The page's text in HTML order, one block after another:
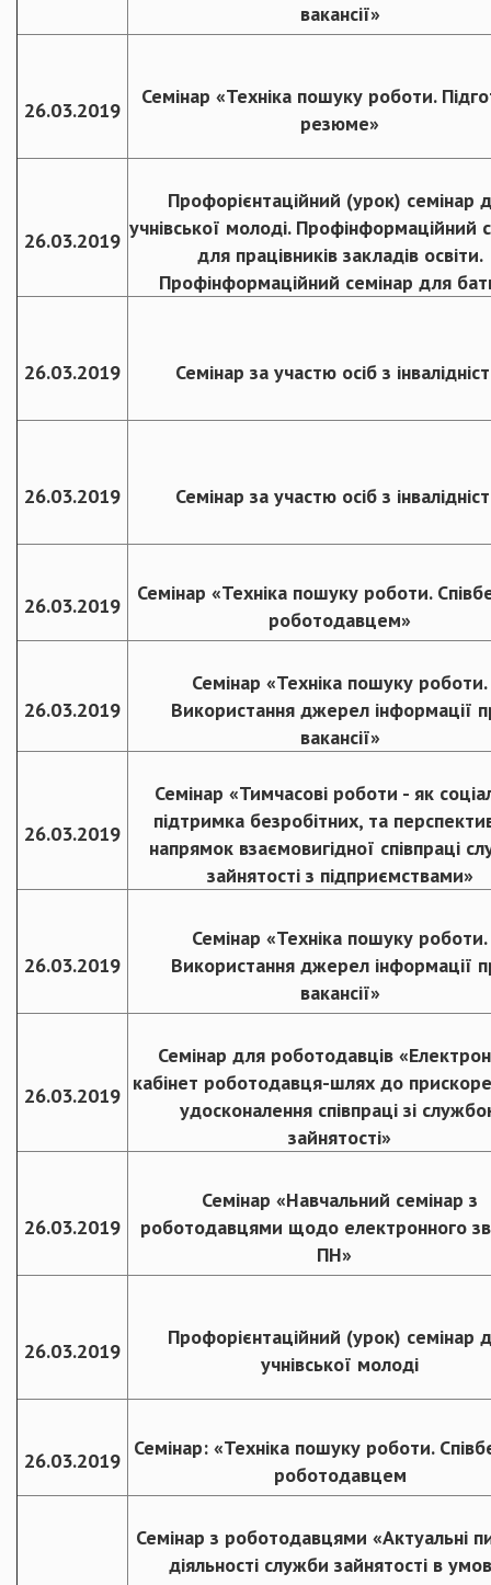
вакансії»
26.03.2019
Семінар «Техніка пошуку роботи.
резюме»
26.03.2019
Профорієнтаційний (урок) семінар
учнівської молоді. Профінформаційний
для працівників закладів освіти.
Профінформаційний семінар для
26.03.2019 Семінар за участю осіб з
26.03.2019 Семінар за участю осіб з
26.03.2019
Семінар «Техніка пошуку роботи.
роботодавцем»
26.03.2019
Семінар «Техніка пошуку роботи.
Використання джерел інформації
вакансії»
26.03.2019
Семінар «Тимчасові роботи - як
підтримка безробітних, та
напрямок взаємовигідної співпраці
зайнятості з підприємствами»
26.03.2019
Семінар «Техніка пошуку роботи.
Використання джерел інформації
вакансії»
26.03.2019
Семінар для роботодавців
кабінет роботодавця-шлях до
удосконалення співпраці зі
зайнятості»
26.03.2019
Семінар «Навчальний семінар з
роботодавцями щодо електронного
ПН»
26.03.2019
Профорієнтаційний (урок) семінар
учнівської молоді
26.03.2019
Семінар: «Техніка пошуку роботи.
роботодавцем
Семінар з роботодавцями «Актуальні
діяльності служби зайнятості в